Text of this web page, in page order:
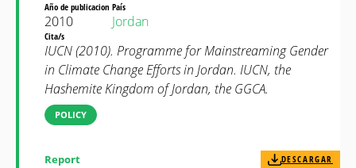
Año de publicacion
2010
País
Jordan
Cita/s
IUCN (2010). Programme for Mainstreaming Gender
in Climate Change Efforts in Jordan. IUCN, the
Hashemite Kingdom of Jordan, the GGCA.
POLICY
Report DESCARGAR